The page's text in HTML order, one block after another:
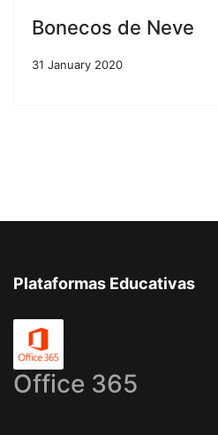
Bonecos de Neve
31 January 2020
Plataformas Educativas
Office 365